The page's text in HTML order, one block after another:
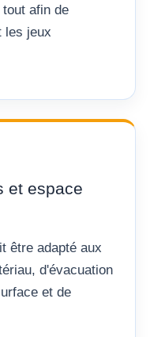
afin de
les jeux
et espace
être adapté aux
d'évacuation
et de